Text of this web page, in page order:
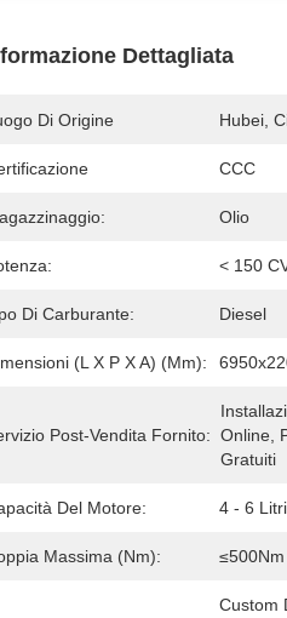
Dettagliata
Di Origine Hubei,
CCC
Olio
< 150
Di Carburante: Diesel
(L X P X A) (mm):
Post-Vendita Fornito: Online,
Gratuiti
Del Motore: 4 - 6 Litri
Massima (Nm): ≤500Nm
Custom